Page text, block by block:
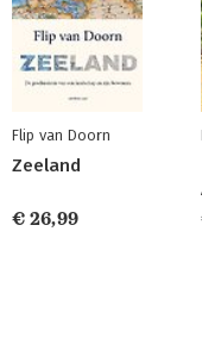
Flip van Doorn
Zeeland
€ 26,99